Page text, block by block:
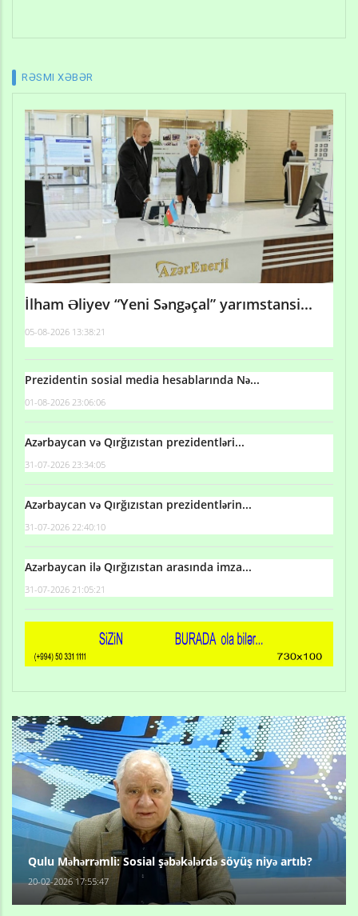
RƏSMI XƏBƏR
İlham Əliyev “Yeni Səngəçal” yarımstansi...
05-08-2026 13:38:21
Prezidentin sosial media hesablarında Nə...
01-08-2026 23:06:06
Azərbaycan və Qırğızıstan prezidentləri...
31-07-2026 23:34:05
Azərbaycan və Qırğızıstan prezidentlərin...
31-07-2026 22:40:10
Azərbaycan ilə Qırğızıstan arasında imza...
31-07-2026 21:05:21
Qulu Məhərrəmli: Sosial şəbəkələrdə söyüş niyə artıb?
20-02-2026 17:55:47